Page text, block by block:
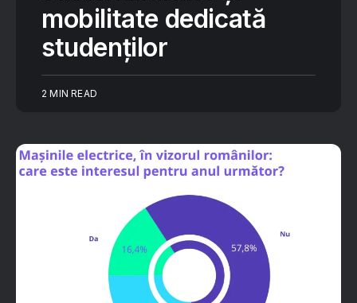
mobilitate dedicată
studenților
2 MIN READ